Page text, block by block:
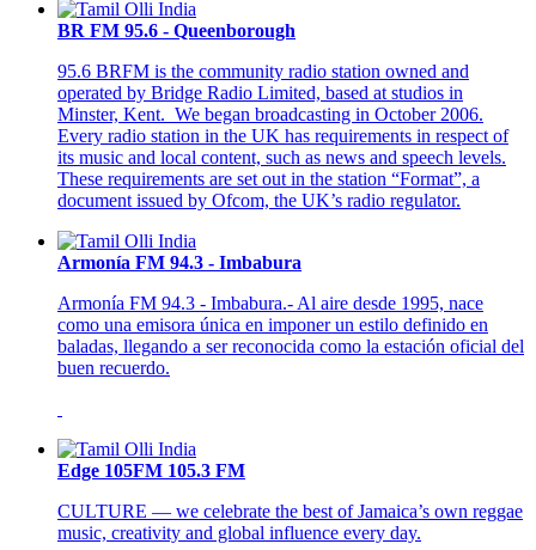
BR FM 95.6 - Queenborough
95.6 BRFM is the community radio station owned and
operated by Bridge Radio Limited, based at studios in
Minster, Kent. We began broadcasting in October 2006.
Every radio station in the UK has requirements in respect of
its music and local content, such as news and speech levels.
These requirements are set out in the station “Format”, a
document issued by Ofcom, the UK’s radio regulator.
Armonía FM 94.3 - Imbabura
Armonía FM 94.3 - Imbabura.- Al aire desde 1995, nace
como una emisora única en imponer un estilo definido en
baladas, llegando a ser reconocida como la estación oficial del
buen recuerdo.
Edge 105FM 105.3 FM
CULTURE — we celebrate the best of Jamaica’s own reggae
music, creativity and global influence every day.